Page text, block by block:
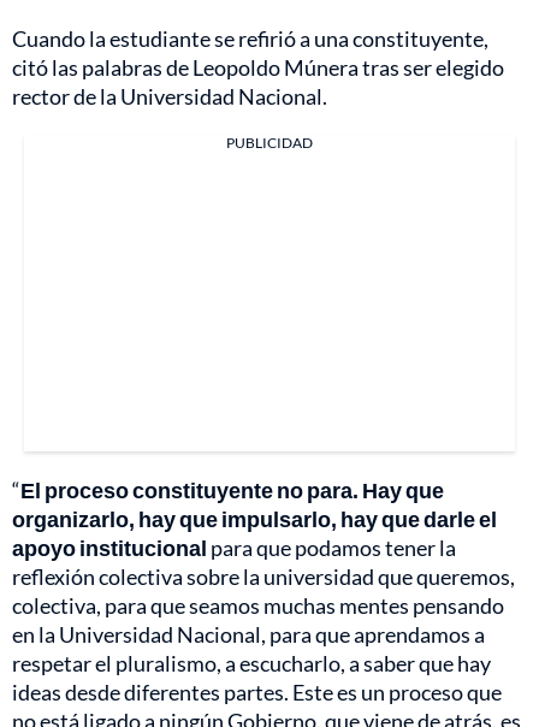
Cuando la estudiante se refirió a una constituyente,
citó las palabras de Leopoldo Múnera tras ser elegido
rector de la Universidad Nacional.
PUBLICIDAD
“El proceso constituyente no para. Hay que
organizarlo, hay que impulsarlo, hay que darle el
apoyo institucional para que podamos tener la
reflexión colectiva sobre la universidad que queremos,
colectiva, para que seamos muchas mentes pensando
en la Universidad Nacional, para que aprendamos a
respetar el pluralismo, a escucharlo, a saber que hay
ideas desde diferentes partes. Este es un proceso que
no está ligado a ningún Gobierno, que viene de atrás, es